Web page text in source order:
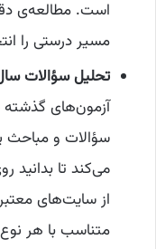
است. مطالعه‌ی
مسیر درستی را
تحلیل سؤالات
آزمون‌های گذشته
سؤالات و مباحث
می‌کند تا بدانید
از سایت‌های
متناسب با هر